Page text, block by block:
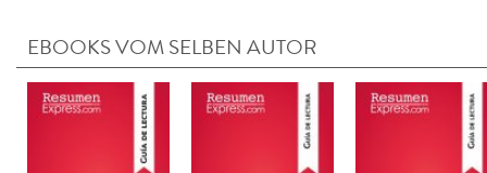
EBOOKS VOM SELBEN AUTOR